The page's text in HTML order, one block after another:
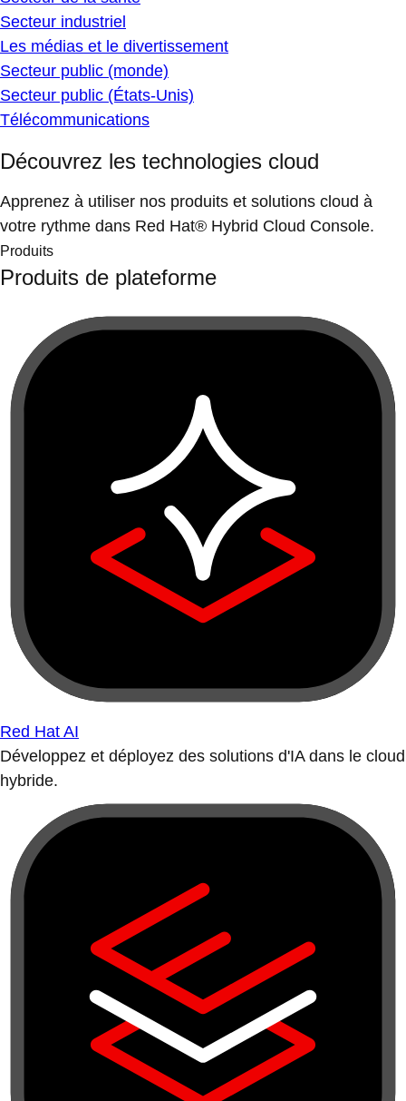
Secteur industriel
Les médias et le divertissement
Secteur public (monde)
Secteur public (États-Unis)
Télécommunications
Découvrez les technologies cloud
Apprenez à utiliser nos produits et solutions cloud à
votre rythme dans Red Hat® Hybrid Cloud Console.
Produits
Produits de plateforme
Red Hat AI
Développez et déployez des solutions d'IA dans le cloud
hybride.